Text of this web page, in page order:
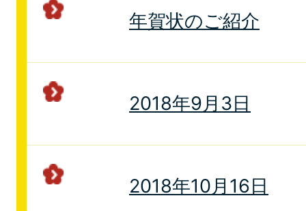
年賀状のご紹介
2018年9月3日
2018年10月16日